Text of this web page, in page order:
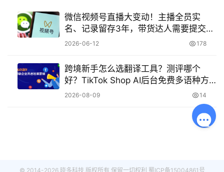
微信视频号直播大变动！主播全员实
名、记录留存3年，带货达人需要提交哪
些信息？
2026-06-12 178
跨境新手怎么选翻译工具？测评哪个
好？TikTok Shop AI后台免费多语种方
案！
2026-08-09 14
© 2014-2026 晓多科技 版权所有 保留一切权利 蜀ICP备15004861号